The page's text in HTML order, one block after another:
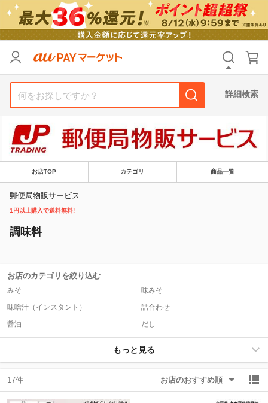
詳細検索
お店TOP カテゴリ 商品一覧
郵便局物販サービス
1円以上購入で送料無料!
調味料
お店のカテゴリを絞り込む
みそ
味みそ
味噌汁（インスタント）
詰合わせ
醤油
だし
もっと見る
17件 お店のおすすめ順
支払い方法
その他の条件
送料無料
Pontaパス特典対象すべて
サンキュー配送対象
リセット
支払い方法
その他の条件
送料無料
Pontaパス特典対象すべて
サンキュー配送対象